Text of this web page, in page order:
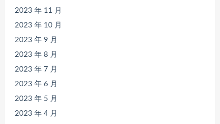
2023 年 11 月
2023 年 10 月
2023 年 9 月
2023 年 8 月
2023 年 7 月
2023 年 6 月
2023 年 5 月
2023 年 4 月